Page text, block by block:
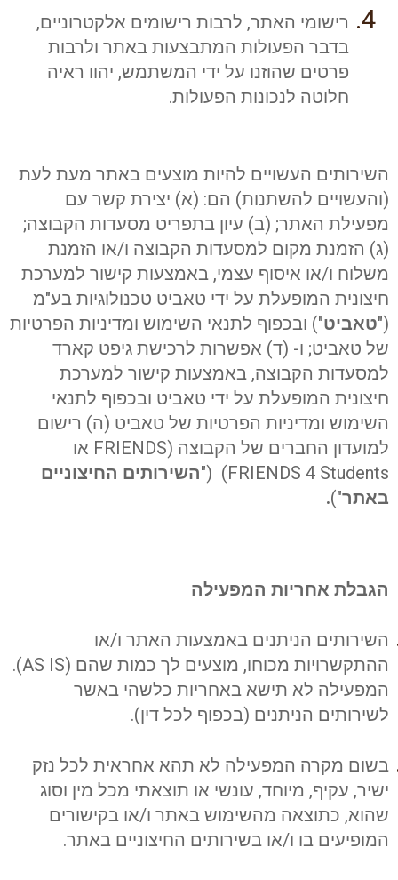
רישומי האתר, לרבות רישומים אלקטרוניים,
בדבר הפעולות המתבצעות באתר ולרבות
פרטים שהוזנו על ידי המשתמש, יהוו ראיה
חלוטה לנכונות הפעולות.
השירותים העשויים להיות מוצעים באתר מעת לעת
(והעשויים להשתנות) הם: (א) יצירת קשר עם
מפעילת האתר; (ב) עיון בתפריט מסעדות הקבוצה;
(ג) הזמנת מקום למסעדות הקבוצה ו/או הזמנת
משלוח ו/או איסוף עצמי, באמצעות קישור למערכת
חיצונית המופעלת על ידי טאביט טכנולוגיות בע"מ
("טאביט") ובכפוף לתנאי השימוש ומדיניות הפרטיות
של טאביט; ו- (ד) אפשרות לרכישת גיפט קארד
למסעדות הקבוצה, באמצעות קישור למערכת
חיצונית המופעלת על ידי טאביט ובכפוף לתנאי
השימוש ומדיניות הפרטיות של טאביט (ה) רישום
למועדון החברים של הקבוצה (FRIENDS או
FRIENDS 4 Students) ("
השירותים החיצוניים
באתר")
.
הגבלת אחריות המפעילה
השירותים הניתנים באמצעות האתר ו/או
ההתקשרויות מכוחו, מוצעים לך כמות שהם (AS IS).
המפעילה לא תישא באחריות כלשהי באשר
לשירותים הניתנים (בכפוף לכל דין).
בשום מקרה המפעילה לא תהא אחראית לכל נזק
ישיר, עקיף, מיוחד, עונשי או תוצאתי מכל מין וסוג
שהוא, כתוצאה מהשימוש באתר ו/או בקישורים
המופיעים בו ו/או בשירותים החיצוניים באתר.